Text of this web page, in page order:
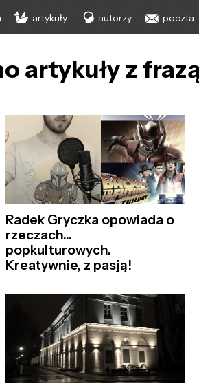
artykuły autorzy poczta
artykuły z
Radek Gryczka opowiada o
rzeczach...
popkulturowych.
Kreatywnie, z pasją!